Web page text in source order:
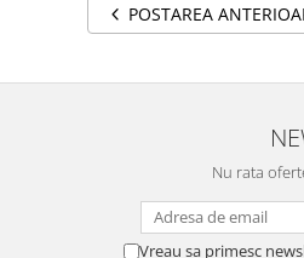
POSTAREA
Nu rata
Vreau sa primesc